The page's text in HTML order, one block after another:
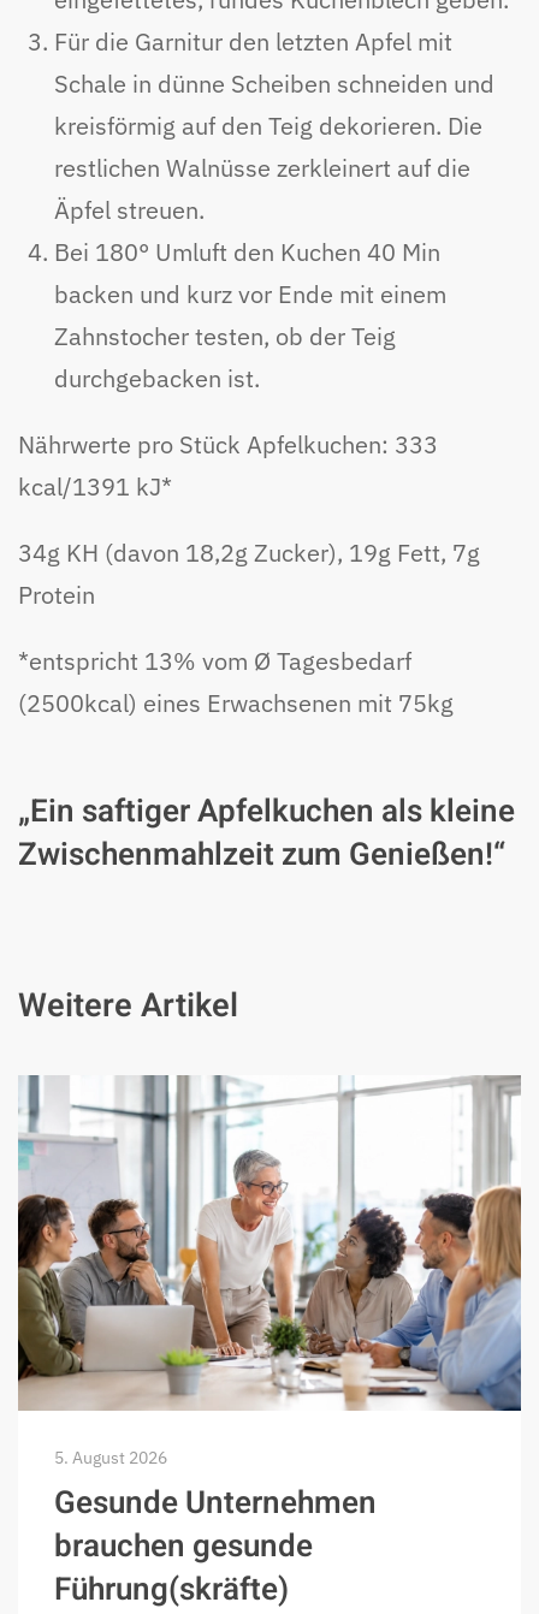
Für die Garnitur den letzten Apfel mit
Schale in dünne Scheiben schneiden und
kreisförmig auf den Teig dekorieren. Die
restlichen Walnüsse zerkleinert auf die
Äpfel streuen.
Bei 180° Umluft den Kuchen 40 Min
backen und kurz vor Ende mit einem
Zahnstocher testen, ob der Teig
durchgebacken ist.
Nährwerte pro Stück Apfelkuchen: 333
kcal/1391 kJ*
34g KH (davon 18,2g Zucker), 19g Fett, 7g
Protein
*entspricht 13% vom Ø Tagesbedarf
(2500kcal) eines Erwachsenen mit 75kg
„Ein saftiger Apfelkuchen als kleine
Zwischenmahlzeit zum Genießen!“
Weitere Artikel
5. August 2026
Gesunde Unternehmen
brauchen gesunde
Führung(skräfte)